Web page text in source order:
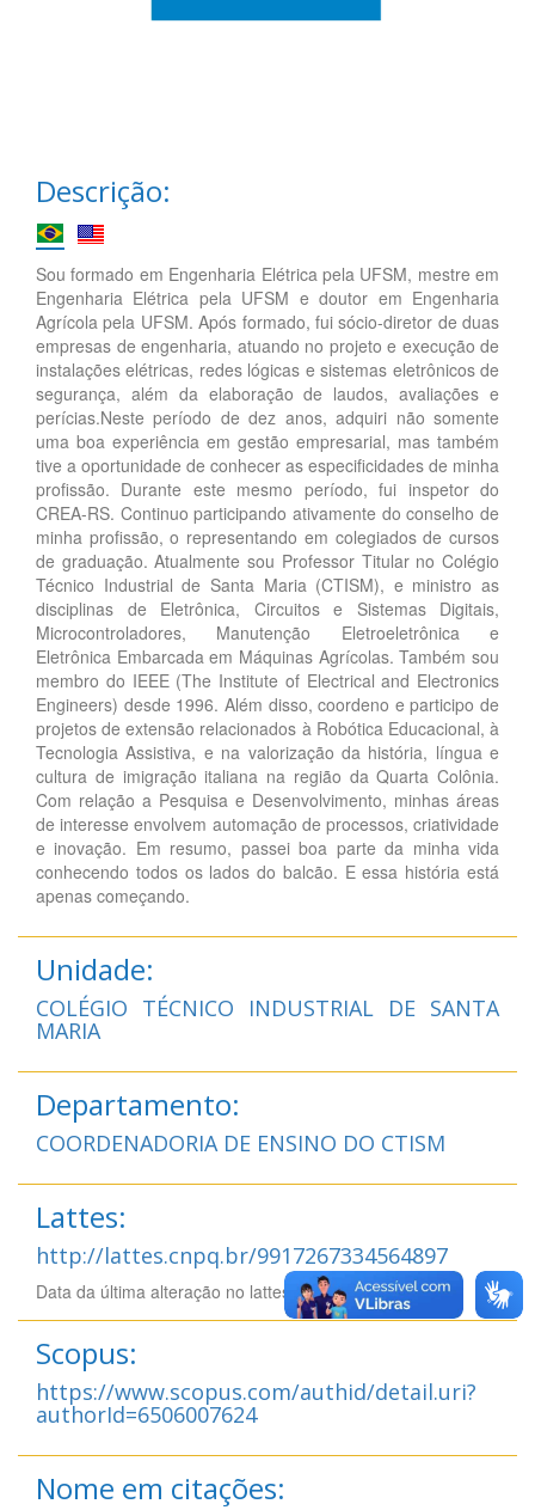
Descrição:
Sou formado em Engenharia Elétrica pela UFSM, mestre em
Engenharia Elétrica pela UFSM e doutor em Engenharia
Agrícola pela UFSM. Após formado, fui sócio-diretor de duas
empresas de engenharia, atuando no projeto e execução de
instalações elétricas, redes lógicas e sistemas eletrônicos de
segurança, além da elaboração de laudos, avaliações e
perícias.Neste período de dez anos, adquiri não somente
uma boa experiência em gestão empresarial, mas também
tive a oportunidade de conhecer as especificidades de minha
profissão. Durante este mesmo período, fui inspetor do
CREA-RS. Continuo participando ativamente do conselho de
minha profissão, o representando em colegiados de cursos
de graduação. Atualmente sou Professor Titular no Colégio
Técnico Industrial de Santa Maria (CTISM), e ministro as
disciplinas de Eletrônica, Circuitos e Sistemas Digitais,
Microcontroladores, Manutenção Eletroeletrônica e
Eletrônica Embarcada em Máquinas Agrícolas. Também sou
membro do IEEE (The Institute of Electrical and Electronics
Engineers) desde 1996. Além disso, coordeno e participo de
projetos de extensão relacionados à Robótica Educacional, à
Tecnologia Assistiva, e na valorização da história, língua e
cultura de imigração italiana na região da Quarta Colônia.
Com relação a Pesquisa e Desenvolvimento, minhas áreas
de interesse envolvem automação de processos, criatividade
e inovação. Em resumo, passei boa parte da minha vida
conhecendo todos os lados do balcão. E essa história está
apenas começando.
Unidade:
COLÉGIO TÉCNICO INDUSTRIAL DE SANTA
MARIA
Departamento:
COORDENADORIA DE ENSINO DO CTISM
Lattes:
http://lattes.cnpq.br/9917267334564897
Data da última alteração no lattes: 11/01/2026 12:01
Scopus:
https://www.scopus.com/authid/detail.uri?
authorId=6506007624
Nome em citações: